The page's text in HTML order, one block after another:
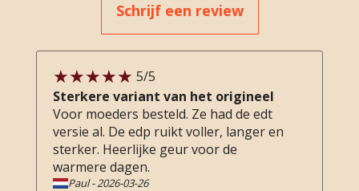
Schrijf een review
5/5
Sterkere variant van het origineel
Voor moeders besteld. Ze had de edt
versie al. De edp ruikt voller, langer en
sterker. Heerlijke geur voor de
warmere dagen.
Paul-2026-03-26